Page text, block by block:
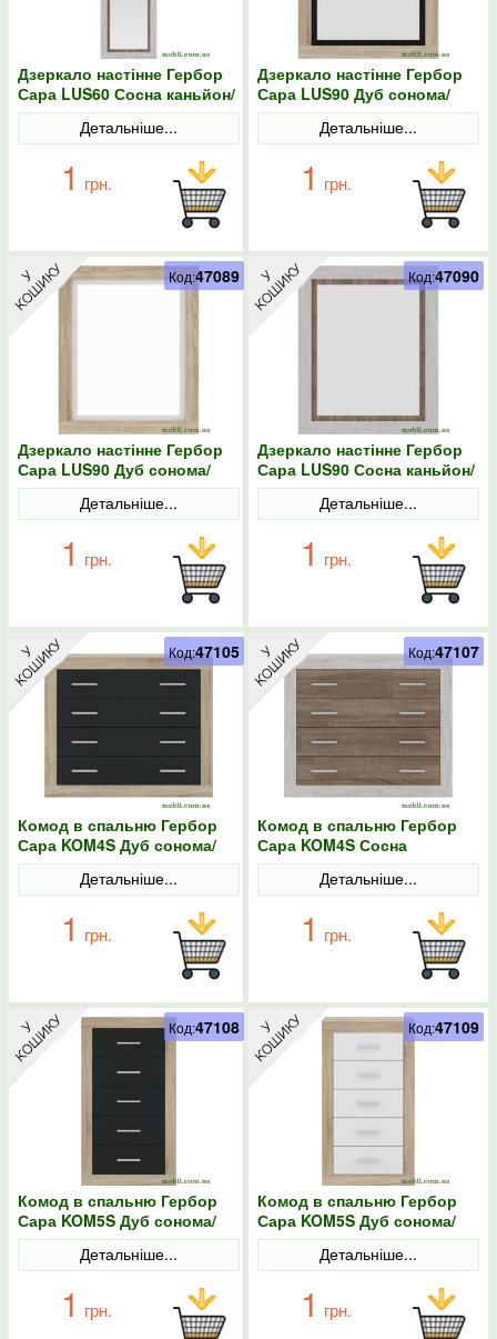
Дзеркало настінне Гербор
Сара LUS60 Сосна каньйон/
Дуб сонома трюфель
Детальніше...
1 грн.
Дзеркало настінне Гербор
Сара LUS90 Дуб сонома/
Антрацит
Детальніше...
1 грн.
Дзеркало настінне Гербор
Сара LUS90 Дуб сонома/
Німфея альба
Детальніше...
1 грн.
Код:47089
Дзеркало настінне Гербор
Сара LUS90 Сосна каньйон/
Дуб сонома трюфель
Детальніше...
1 грн.
Код:47090
Комод в спальню Гербор
Сара KOM4S Дуб сонома/
Антрацит
Детальніше...
1 грн.
Код:47105
Комод в спальню Гербор
Сара KOM4S Сосна
каньйон/Дуб сонома
трюфельДетальніше...
1 грн.
Код:47107
Комод в спальню Гербор
Сара KOM5S Дуб сонома/
Антрацит
Детальніше...
1 грн.
Код:47108
Комод в спальню Гербор
Сара KOM5S Дуб сонома/
Німфея альба
Детальніше...
1 грн.
Код:47109